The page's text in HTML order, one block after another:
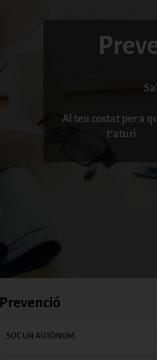
Al teu costat per a
t'aturi
Prevenció
SOC UN AUTÒNOM